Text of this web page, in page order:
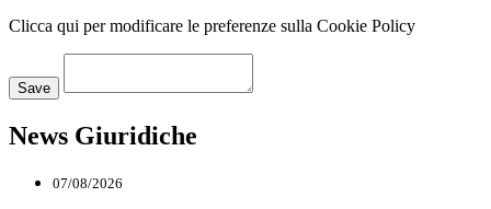
Clicca qui per modificare le preferenze sulla Cookie Policy
Save
News Giuridiche
07/08/2026